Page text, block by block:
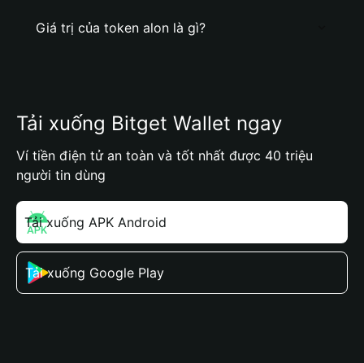
Giá trị của token alon là gì?
Tải xuống Bitget Wallet ngay
Ví tiền điện tử an toàn và tốt nhất được 40 triệu
người tin dùng
Tải xuống APK Android
Tải xuống Google Play